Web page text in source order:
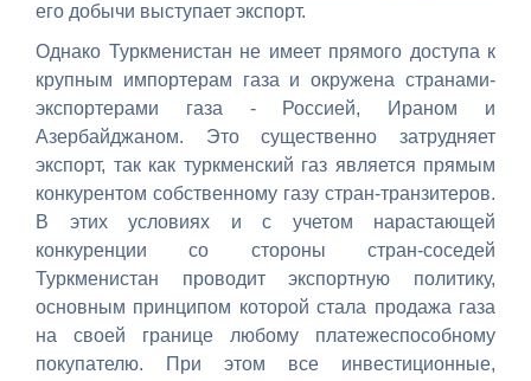
его добычи выступает экспорт.
Однако Туркменистан не имеет прямого доступа к
крупным импортерам газа и окружена странами-
экспортерами газа - Россией, Ираном и
Азербайджаном. Это существенно затрудняет
экспорт, так как туркменский газ является прямым
конкурентом собственному газу стран-транзитеров.
В этих условиях и с учетом нарастающей
конкуренции со стороны стран-соседей
Туркменистан проводит экспортную политику,
основным принципом которой стала продажа газа
на своей границе любому платежеспособному
покупателю. При этом все инвестиционные,